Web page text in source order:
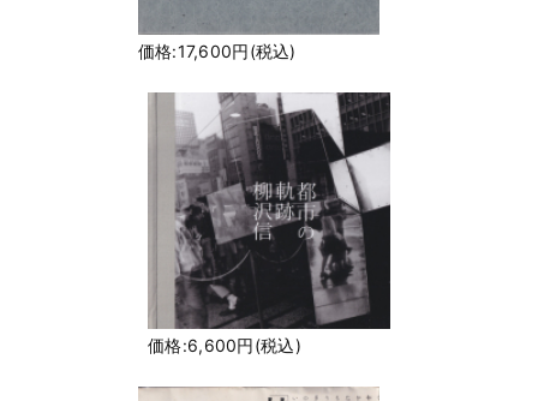
価格:17,600円(税込)
価格:6,600円(税込)